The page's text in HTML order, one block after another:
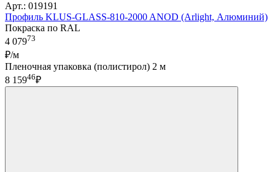
Арт.: 019191
Профиль KLUS-GLASS-810-2000 ANOD (Arlight, Алюминий)
Покраска по RAL
4 07973
₽/м
Пленочная упаковка (полистирол) 2 м
8 15946₽